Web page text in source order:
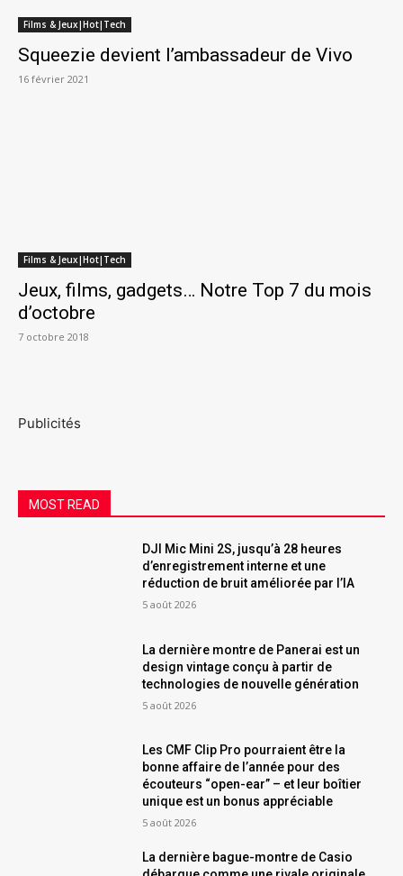
Films & Jeux|Hot|Tech
Squeezie devient l’ambassadeur de Vivo
16 février 2021
Films & Jeux|Hot|Tech
Jeux, films, gadgets… Notre Top 7 du mois
d’octobre
7 octobre 2018
Publicités
MOST READ
DJI Mic Mini 2S, jusqu’à 28 heures
d’enregistrement interne et une
réduction de bruit améliorée par l’IA
5 août 2026
La dernière montre de Panerai est un
design vintage conçu à partir de
technologies de nouvelle génération
5 août 2026
Les CMF Clip Pro pourraient être la
bonne affaire de l’année pour des
écouteurs “open-ear” – et leur boîtier
unique est un bonus appréciable
5 août 2026
La dernière bague-montre de Casio